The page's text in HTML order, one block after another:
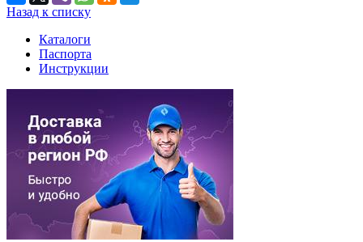
Назад к списку
Каталоги
Паспорта
Инструкции